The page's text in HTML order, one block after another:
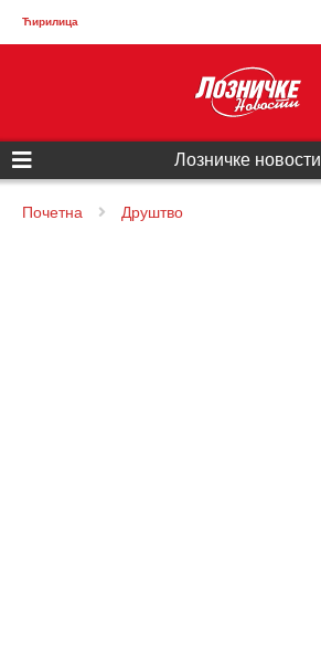
Ћирилица
Лозничке новости
Почетна Друштво